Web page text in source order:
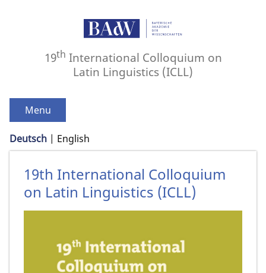
19th International Colloquium on
Latin Linguistics (ICLL)
Menu
Deutsch English
19th International Colloquium
on Latin Linguistics (ICLL)